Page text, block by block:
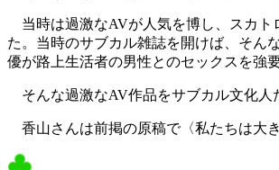
当時は過激なAVが人気を博し、スカト
た。当時のサブカル雑誌を開けば、そん
優が路上生活者の男性とのセックスを強
そんな過激なAV作品をサブカル文化人
香山さんは前掲の原稿で〈私たちは大